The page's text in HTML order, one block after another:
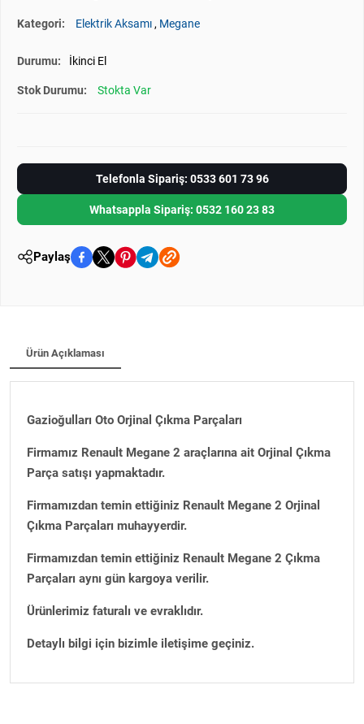
Kategori: Elektrik Aksamı , Megane
Durumu: İkinci El
Stok Durumu: Stokta Var
Telefonla Sipariş: 0533 601 73 96
Whatsappla Sipariş: 0532 160 23 83
Paylaş
Ürün Açıklaması
Gazioğulları Oto Orjinal Çıkma Parçaları
Firmamız Renault Megane 2 araçlarına ait Orjinal Çıkma
Parça satışı yapmaktadır.
Firmamızdan temin ettiğiniz Renault Megane 2 Orjinal
Çıkma Parçaları muhayyerdir.
Firmamızdan temin ettiğiniz Renault Megane 2 Çıkma
Parçaları aynı gün kargoya verilir.
Ürünlerimiz faturalı ve evraklıdır.
Detaylı bilgi için bizimle iletişime geçiniz.